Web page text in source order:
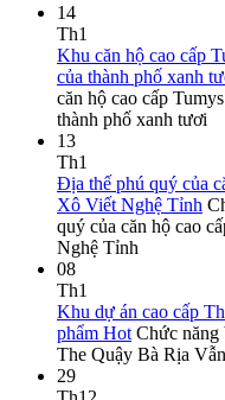
14
Th1
Khu căn hộ cao cấp
của thành phố xanh
căn hộ cao cấp
thành phố xanh tươi
13
Th1
Địa thế phú quý của
Xô Viết Nghệ Tỉnh
quý của căn hộ cao
Nghệ Tỉnh
08
Th1
Khu dự án cao cấp
phẩm Hot Chức năng
The Quậy Bà Rịa
29